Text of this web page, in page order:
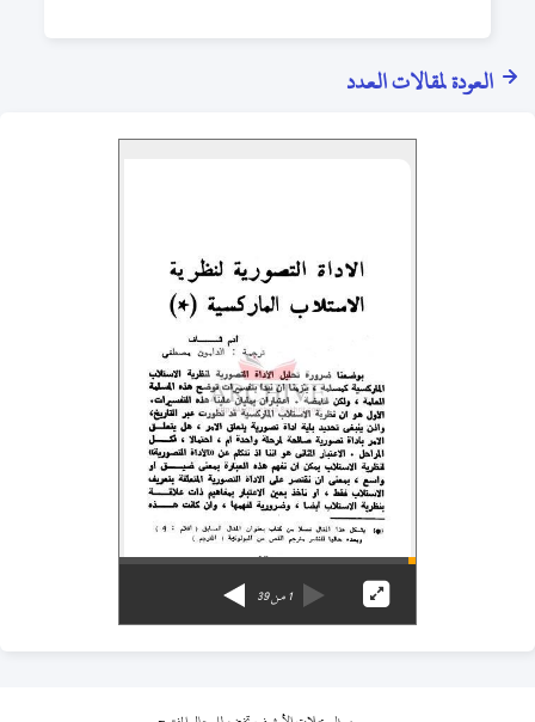
العودة لمقالات العدد
1من39